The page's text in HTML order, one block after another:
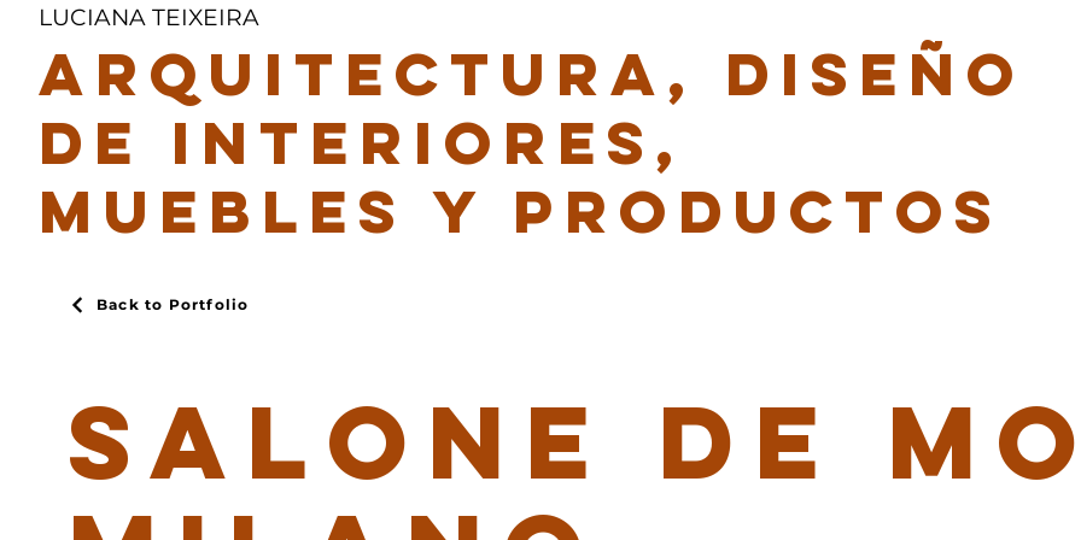
LUCIANA TEIXEIRA
ARQUITECTURA, DISEÑO
DE INTERIORES,
MUEBLES Y PRODUCTOS
Back to Portfolio
SALONE DE